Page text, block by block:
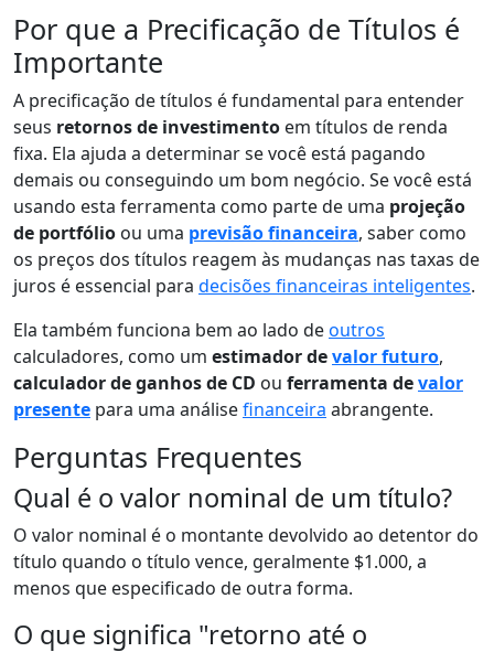
Por que a Precificação de Títulos é
Importante
A precificação de títulos é fundamental para entender
seus retornos de investimento em títulos de renda
fixa. Ela ajuda a determinar se você está pagando
demais ou conseguindo um bom negócio. Se você está
usando esta ferramenta como parte de uma projeção
de portfólio ou uma previsão financeira, saber como
os preços dos títulos reagem às mudanças nas taxas de
juros é essencial para decisões financeiras inteligentes.
Ela também funciona bem ao lado deoutros
calculadores, como um estimador devalor futuro,
calculador de ganhos de CD ou ferramenta devalor
presente para uma análisefinanceira abrangente.
Perguntas Frequentes
Qual é o valor nominal de um título?
O valor nominal é o montante devolvido ao detentor do
título quando o título vence, geralmente $1.000, a
menos que especificado de outra forma.
O que significa "retorno até o